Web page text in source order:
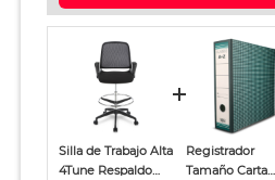
Silla de Trabajo Alta
4Tune Respaldo
Registrador
Tamaño Carta